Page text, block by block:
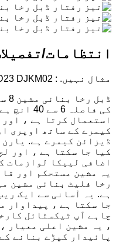
انتظامات/
مثال نہیں. : YD23 DJKM02
ڈیزائن کیمرے ہے.
کیا جا سکتا ہے ، اور
اضافی لییکا لوازمات
یہ مشین مستحکم اور
رخا فلیٹ بنائی مشین
ہے. یہ آسانی سے ایک
جا سکتا ہے ، پیداوار
چاہے آپ ٹیکسٹائل
، یہ مشین اعلی معیار
پائیدار کپڑے بنانے